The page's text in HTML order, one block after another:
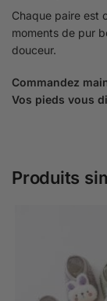
Chaque paire est
moments de pur
douceur.
Commandez
Vos pieds vous
Produits